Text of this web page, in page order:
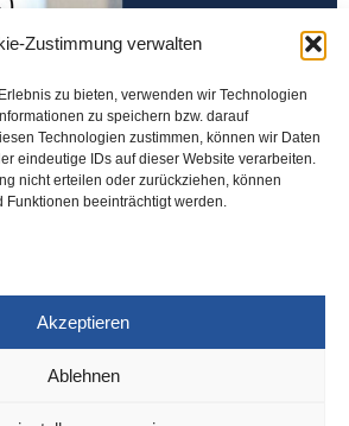
Zustimmung verwalten
zu bieten, verwenden wir Technologien
zu speichern bzw. darauf
Technologien zustimmen, können wir Daten
eindeutige IDs auf dieser Website verarbeiten.
nicht erteilen oder zurückziehen, können
Funktionen beeinträchtigt werden.
Akzeptieren
Ablehnen
am Neuer Zollhof
schwer verletzt
genau um 00:15 Uhr. Anlieger und